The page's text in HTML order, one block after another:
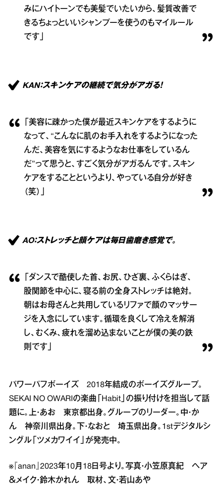
みにハイトーンでも美髪でいたいから、髪質改善で
きるちょっといいシャンプーを使うのもマイルール
です」
KAN：スキンケアの継続で気分がアガる！
「美容に疎かった僕が最近スキンケアをするように
なって、“こんなに肌のお手入れをするようになった
んだ、美容を気にするようなお仕事をしているん
だ”って思うと、すごく気分がアガるんです。スキン
ケアをすることというより、やっている自分が好き
（笑）」
AO：ストレッチと顔ケアは毎日歯磨き感覚で。
「ダンスで酷使した首、お尻、ひざ裏、ふくらはぎ、
股関節を中心に、寝る前の全身ストレッチは絶対。
朝はお母さんと共用しているリファで顔のマッサー
ジを入念にしています。循環を良くして冷えを解消
し、むくみ、疲れを溜め込まないことが僕の美の鉄
則です」
パワーパフボーイズ 2018年結成のボーイズグループ。
SEKAI NO OWARIの楽曲「Habit」の振り付けを担当して話
題に。上・あお 東京都出身。グループのリーダー。中・か
ん 神奈川県出身。下・なおと 埼玉県出身。1stデジタルシ
ングル「ツメカワイイ」が発売中。
※『anan』2023年10月18日号より。写真・小笠原真紀 ヘア
＆メイク・鈴木かれん 取材、文・若山あや